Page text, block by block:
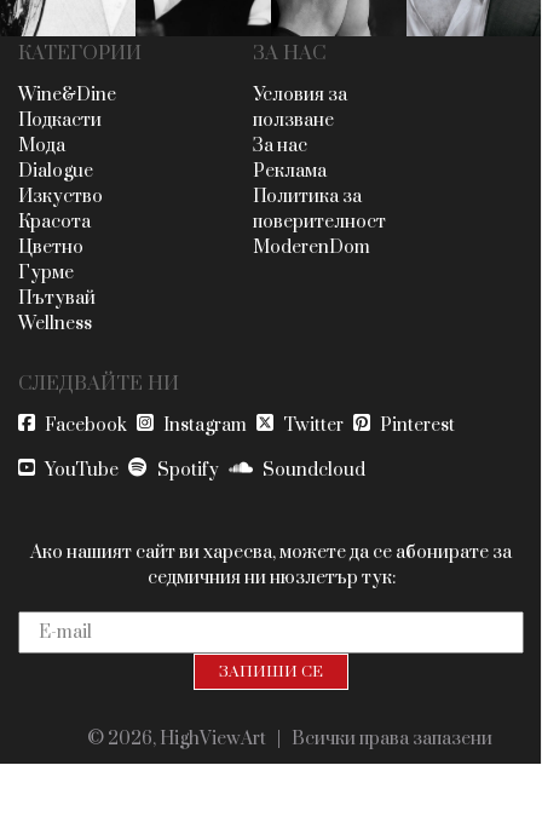
КАТЕГОРИИ
Wine&Dine
Подкасти
Мода
Dialogue
Изкуство
Красота
Цветно
Гурме
Пътувай
Wellness
ЗА НАС
Условия за
ползване
За нас
Реклама
Политика за
поверителност
ModerenDom
СЛЕДВАЙТЕ НИ
Facebook Instagram Twitter
Pinterest
YouTube
Spotify Soundcloud
Ако нашият сайт ви харесва, можете да се абонирате за
седмичния ни нюзлетър тук:
© 2026, HighViewArt | Всички права запазени